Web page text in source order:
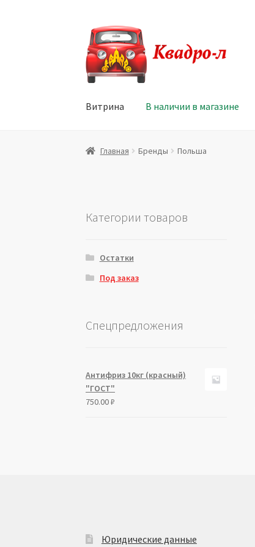
Перейти
к
навигации
Перейти
к
содержимому
Витрина В наличии в магазине
Главная Витрина Мой аккаунт
Главная Бренды Польша
Категории товаров
Остатки
Под заказ
Спецпредложения
Антифриз 10кг (красный)
"ГОСТ"
750.00₽
Юридические данные